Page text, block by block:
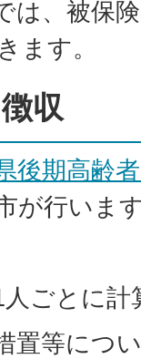
は、被保
ます。
収
後期高齢
が行いま
ごとに計
置等につ